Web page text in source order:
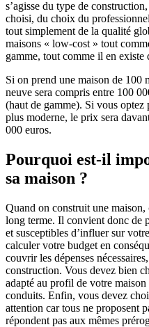
s’agisse du type de
choisi, du choix du
tout simplement de la qualité
maisons « low-cost » tout
gamme, tout comme il en
Si on prend une maison de 100
neuve sera compris entre 100
(haut de gamme). Si vous
plus moderne, le prix sera
000 euros.
Pourquoi est-il
sa maison ?
Quand on construit une maison,
long terme. Il convient donc de
et susceptibles d’influer sur
calculer votre budget en
couvrir les dépenses
construction. Vous devez bien
adapté au profil de votre
conduits. Enfin, vous devez
attention car tous ne proposent
répondent pas aux mêmes